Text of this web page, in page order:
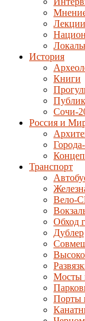
История
Книги
Сочи-
Россия и
Транспорт
Вело-
Обход
Дублер
Мосты
Порты